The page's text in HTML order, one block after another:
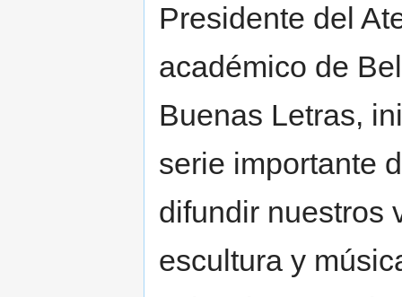
Presidente del
académico de
Buenas Letras,
serie importante
difundir nuestros
escultura y